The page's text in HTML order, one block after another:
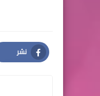
نشر
Facebook